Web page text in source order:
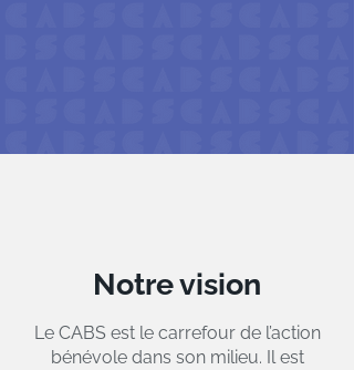
Notre vision
Le CABS est le carrefour de l’action
bénévole dans son milieu. Il est